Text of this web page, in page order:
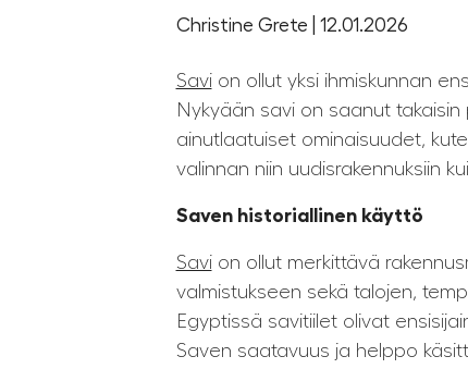
Christine Grete | 12.01.2026
Savi on ollut yksi ihmiskunnan
Nykyään savi on saanut
ainutlaatuiset ominaisuudet,
valinnan niin uudisrakennuksiin
Saven historiallinen käyttö
Savi on ollut merkittävä
valmistukseen sekä talojen,
Egyptissä savitiilet olivat
Saven saatavuus ja helppo